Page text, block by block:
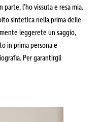
parte, l’ho vissuta e resa mia.
sintetica nella prima delle
leggerete un saggio,
in prima persona e –
Per garantirgli